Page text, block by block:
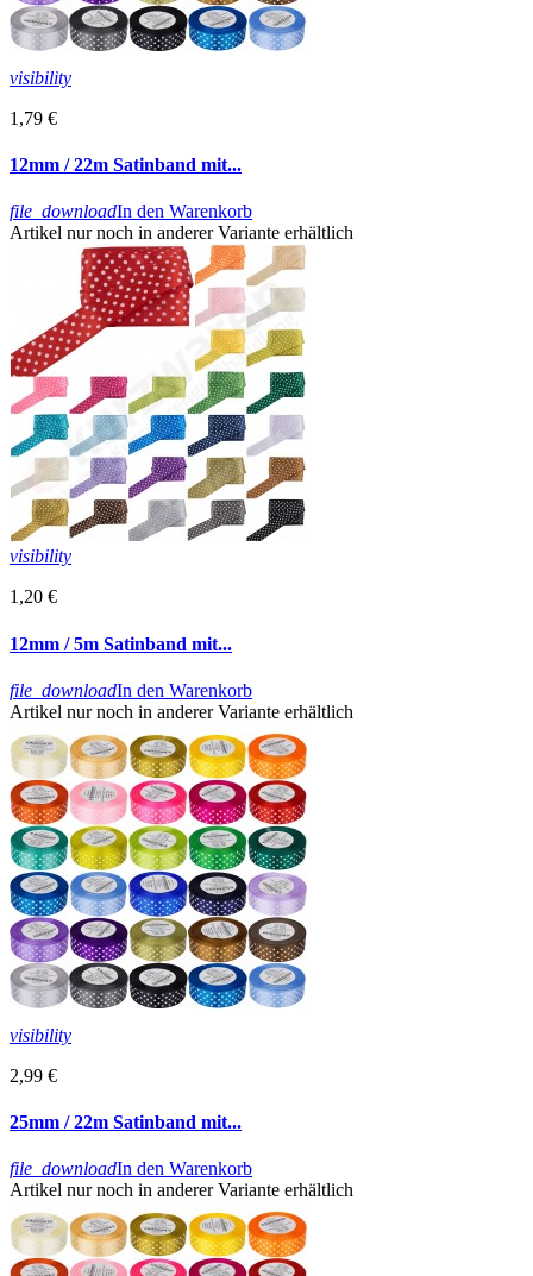
visibility
1,79 €
12mm / 22m Satinband mit...
file_downloadIn den Warenkorb
Artikel nur noch in anderer Variante erhältlich
visibility
1,20 €
12mm / 5m Satinband mit...
file_downloadIn den Warenkorb
Artikel nur noch in anderer Variante erhältlich
visibility
2,99 €
25mm / 22m Satinband mit...
file_downloadIn den Warenkorb
Artikel nur noch in anderer Variante erhältlich